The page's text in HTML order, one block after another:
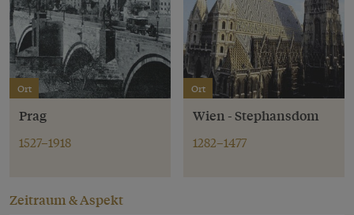
Ort
Prag
1527–1918
Ort
Wien - Stephansdom
1282–1477
Zeitraum & Aspekt